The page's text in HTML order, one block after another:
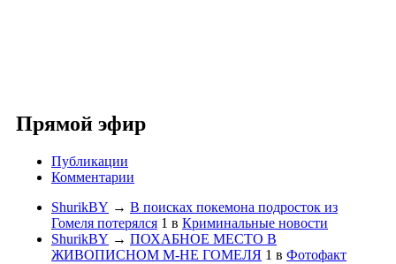
Прямой эфир
Публикации
Комментарии
ShurikBY → В поисках покемона подросток из
Гомеля потерялся 1 в Криминальные новости
ShurikBY → ПОХАБНОЕ МЕСТО В
ЖИВОПИСНОМ М-НЕ ГОМЕЛЯ 1 в Фотофакт